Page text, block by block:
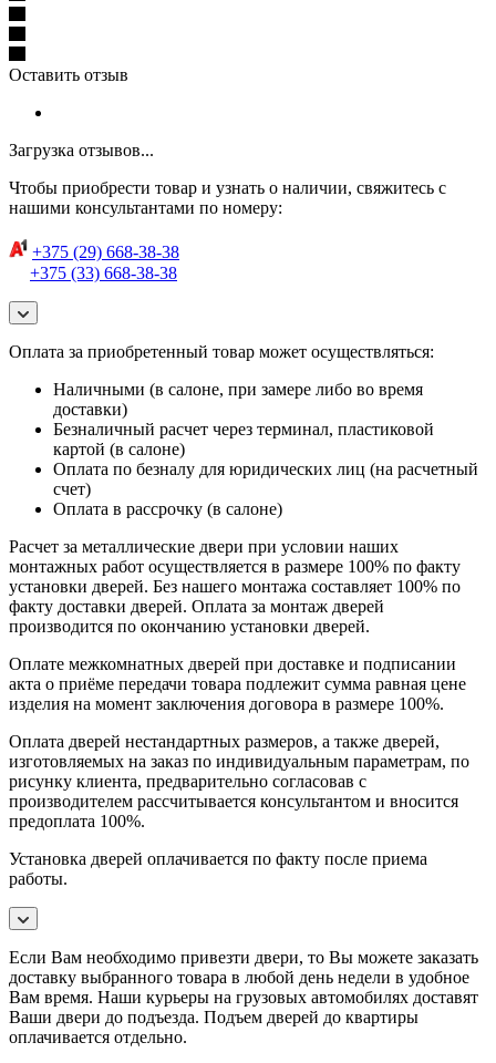
Оставить отзыв
Загрузка отзывов...
Чтобы приобрести товар и узнать о наличии, свяжитесь с
нашими консультантами по номеру:
+375 (29) 668-38-38
+375 (33) 668-38-38
Оплата за приобретенный товар может осуществляться:
Наличными (в салоне, при замере либо во время
доставки)
Безналичный расчет через терминал, пластиковой
картой (в салоне)
Оплата по безналу для юридических лиц (на расчетный
счет)
Оплата в рассрочку (в салоне)
Расчет за металлические двери при условии наших
монтажных работ осуществляется в размере 100% по факту
установки дверей. Без нашего монтажа составляет 100% по
факту доставки дверей. Оплата за монтаж дверей
производится по окончанию установки дверей.
Оплате межкомнатных дверей при доставке и подписании
акта о приёме передачи товара подлежит сумма равная цене
изделия на момент заключения договора в размере 100%.
Оплата дверей нестандартных размеров, а также дверей,
изготовляемых на заказ по индивидуальным параметрам, по
рисунку клиента, предварительно согласовав с
производителем рассчитывается консультантом и вносится
предоплата 100%.
Установка дверей оплачивается по факту после приема
работы.
Если Вам необходимо привезти двери, то Вы можете заказать
доставку выбранного товара в любой день недели в удобное
Вам время. Наши курьеры на грузовых автомобилях доставят
Ваши двери до подъезда. Подъем дверей до квартиры
оплачивается отдельно.